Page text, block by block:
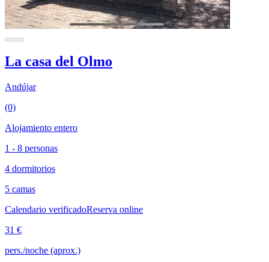
La casa del Olmo
Andújar
(0)
Alojamiento entero
1 - 8 personas
4 dormitorios
5 camas
Calendario verificadoReserva online
31 €
pers./noche (aprox.)